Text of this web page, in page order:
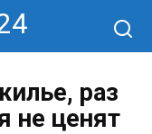
раз
не ценят